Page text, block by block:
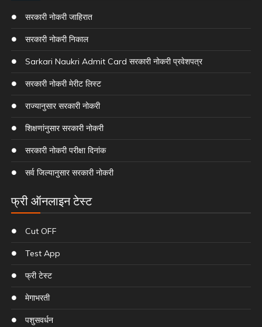
सरकारी नोकरी जाहिरात
सरकारी नोकरी निकाल
Sarkari Naukri Admit Card सरकारी नोकरी प्रवेशपत्र
सरकारी नोकरी मेरीट लिस्ट
राज्यानुसार सरकारी नोकरी
शिक्षणांनुसार सरकारी नोकरी
सरकारी नोकरी परीक्षा दिनांक
सर्व जिल्यानुसार सरकारी नोकरी
फ्री ऑनलाइन टेस्ट
Cut OFF
Test App
फ्री टेस्ट
मेगाभरती
पशुसवर्धन